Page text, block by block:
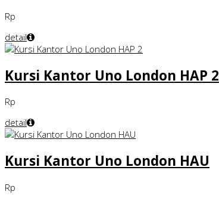
Rp
detail
Kursi Kantor Uno London HAP 2
Rp
detail
Kursi Kantor Uno London HAU
Rp